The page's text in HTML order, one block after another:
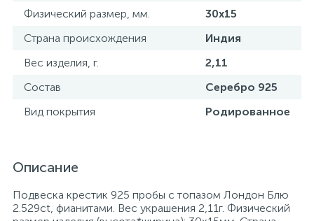
Физический размер, мм.
30х15
Страна происхождения
Индия
Вес изделия, г.
2,11
Состав
Серебро 925
Вид покрытия
Родированное
Описание
Подвеска крестик 925 пробы с топазом Лондон Блю
2.529ct, фианитами. Вес украшения 2,11г. Физический